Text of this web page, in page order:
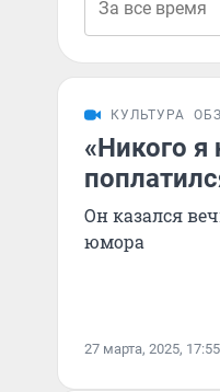
КУЛЬТУРА
«Никого я
Он казался
юмора
27 марта, 2025, 17:55